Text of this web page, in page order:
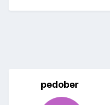
pedober